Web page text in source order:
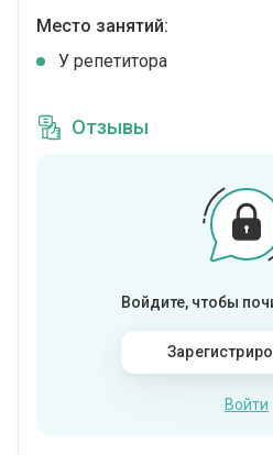
Место занятий:
У репетитора
Отзывы
Войдите, чтобы
Войти